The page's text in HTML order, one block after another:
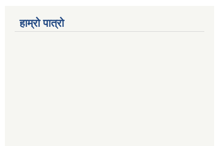
हाम्रो पात्रो